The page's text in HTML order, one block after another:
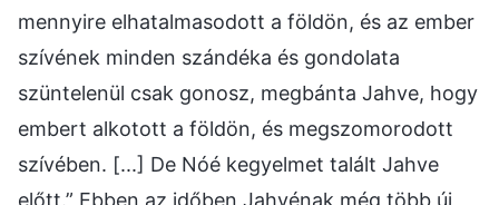
mennyire elhatalmasodott a földön, és az ember
szívének minden szándéka és gondolata
szüntelenül csak gonosz, megbánta Jahve, hogy
embert alkotott a földön, és megszomorodott
szívében. [...] De Nóé kegyelmet talált Jahve
előtt.” Ebben az időben Jahvénak még több új